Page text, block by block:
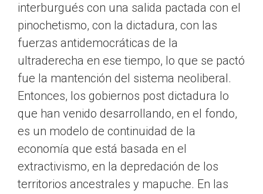
interburgués con una salida pactada con el
pinochetismo, con la dictadura, con las
fuerzas antidemocráticas de la
ultraderecha en ese tiempo, lo que se pactó
fue la mantención del sistema neoliberal.
Entonces, los gobiernos post dictadura lo
que han venido desarrollando, en el fondo,
es un modelo de continuidad de la
economía que está basada en el
extractivismo, en la depredación de los
territorios ancestrales y mapuche. En las